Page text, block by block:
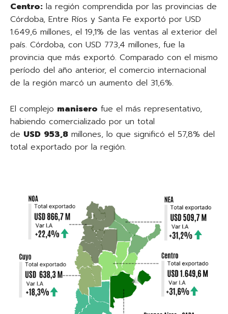
Centro: la región comprendida por las provincias de
Córdoba, Entre Ríos y Santa Fe exportó por USD
1.649,6 millones, el 19,1% de las ventas al exterior del
país. Córdoba, con USD 773,4 millones, fue la
provincia que más exportó. Comparado con el mismo
período del año anterior, el comercio internacional
de la región marcó un aumento del 31,6%.
El complejo manisero fue el más representativo,
habiendo comercializado por un total
de USD 953,8 millones, lo que significó el 57,8% del
total exportado por la región.